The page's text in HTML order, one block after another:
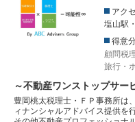
アク
塩山駅
得意
顧問税
旅行・
～不動産ワンストップサー
豊岡桃太税理士・ＦＰ事務所は
ィナンシャルアドバイス提供を